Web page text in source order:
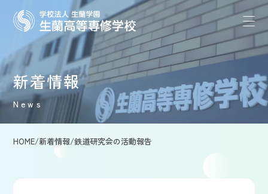
新着情報
News
HOME/新着情報/鉄道研究会の活動報告